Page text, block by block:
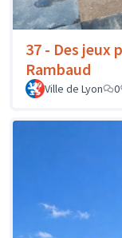
37 - Des
Rambaud
Ville de Lyon 0